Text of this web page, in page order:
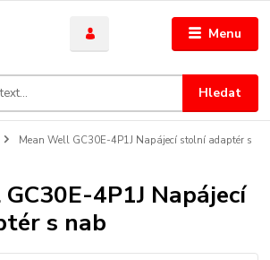
Menu
Hledat
Mean Well GC30E-4P1J Napájecí stolní adaptér s
4P1J Napájecí
s nab